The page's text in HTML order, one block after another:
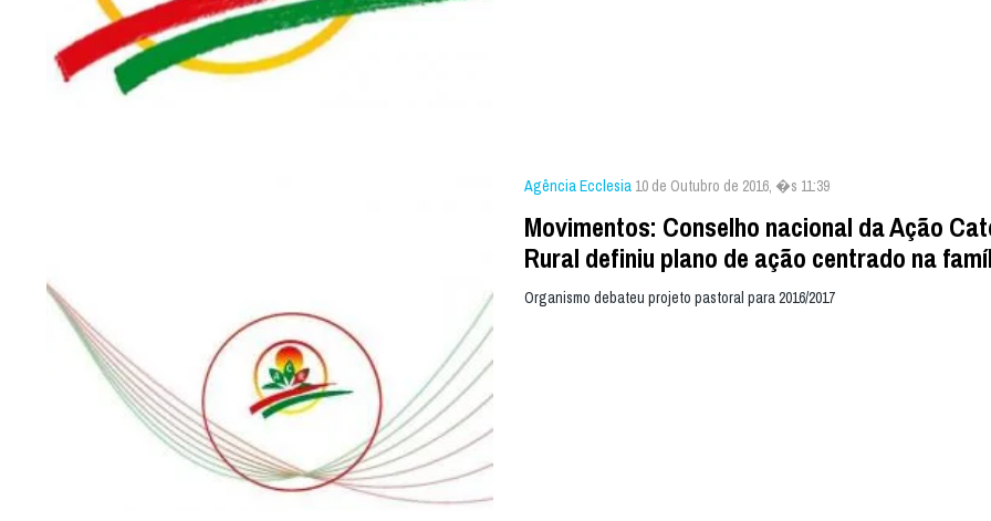
Agência Ecclesia 10 de Outubro de 2016, �s 11:39
Movimentos: Conselho nacional da Ação
Rural definiu plano de ação centrado na
Organismo debateu projeto pastoral para 2016/2017